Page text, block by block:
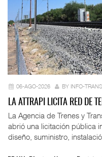
06-AGO-2026 BY INFO-
LA ATTRAPI LICITA RED DE
La Agencia de Trenes y
abrió una licitación pública
diseño, suministro,